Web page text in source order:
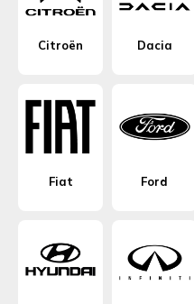
Citroën Dacia
Fiat Ford